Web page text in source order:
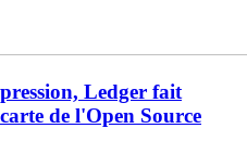
Ledger fait
de l'Open Source